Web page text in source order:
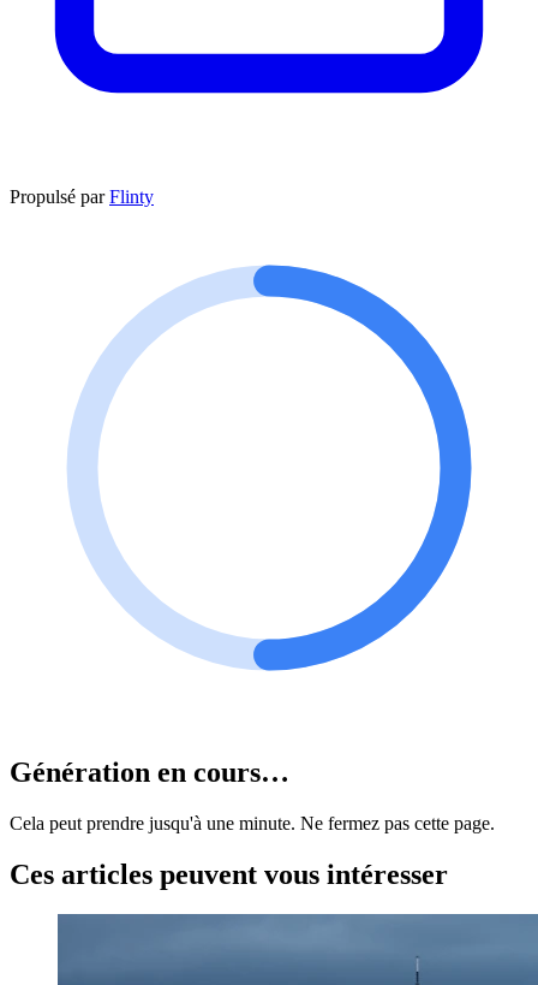
Propulsé parFlinty
Génération en cours…
Cela peut prendre jusqu'à une minute. Ne fermez pas cette page.
Ces articles peuvent vous intéresser